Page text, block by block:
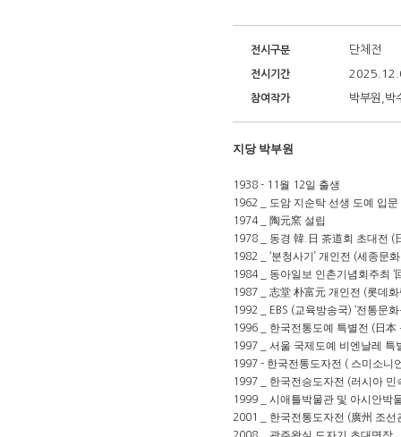
전시구분 단체전
전시기간
참여작가 박부원,박
지당 박부원
1938 - 11 월 12일 출생
1962 _ 도암 지순탁 선생 도예 입문
1974 _ 陶元窯 설립
1978 _ 동경 韓 日 茶道회 초대전 (
1982 _ ‘분청사기 ’ 개인전 (세종문
1984 _ 동아일보 인촌기념회주최 ‘
1987 _ 志堂 朴富元 개인전 (롯데
1992 _ EBS (교육방송국) ‘전통문
1996 _ 한국전통도예 특별전 ( 日本
1997 _ 서울 국제도예 비엔날레 특
1997 - 한국전통도자전 ( 스미소니
1997 _ 한국전승도자전 (러시아 민
1999 _ 시애틀박물관 및 아시안박
2001 _ 한국전통도자전 (廣州 조선